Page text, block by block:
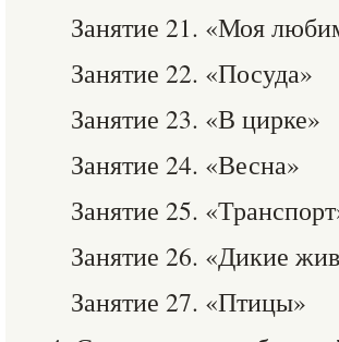
Занятие 21. «Моя
Занятие 22. «Посуда»
Занятие 23. «В цирке»
Занятие 24. «Весна»
Занятие 25.
Занятие 26. «Дикие
Занятие 27. «Птицы»